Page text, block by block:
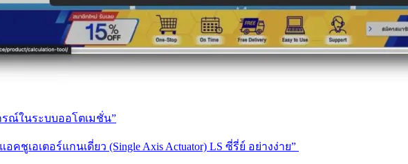
ณ์ในระบบออโตเมชั่น”
ชูเอเตอร์แกนเดี่ยว (Single Axis Actuator) LS ซี่รี่ย์ อย่างง่าย”